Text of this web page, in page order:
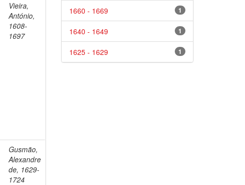
Vieira,
António,
1608-
1697
Gusmão,
Alexandre
de, 1629-
1724
1
1660 - 1669
1
1640 - 1649
1
1625 - 1629